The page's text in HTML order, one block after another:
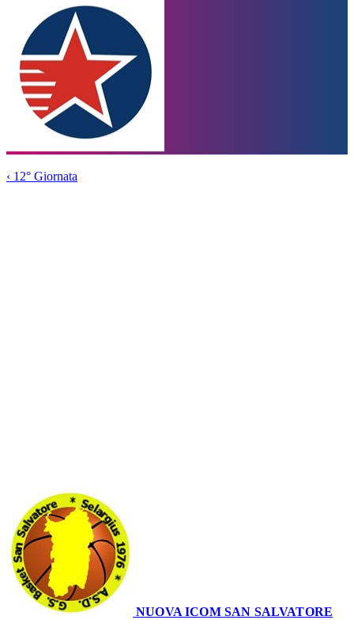
Calendario Risultati e Classifica
Migliori
Tabellone
Home
/
Serie A2
/
12° Giornata
Partita
‹ 12° Giornata
NUOVA ICOM SAN SALVATORE